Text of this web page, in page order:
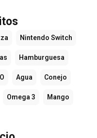
Nintendo Switch
Hamburguesa
Agua Conejo
Omega 3 Mango